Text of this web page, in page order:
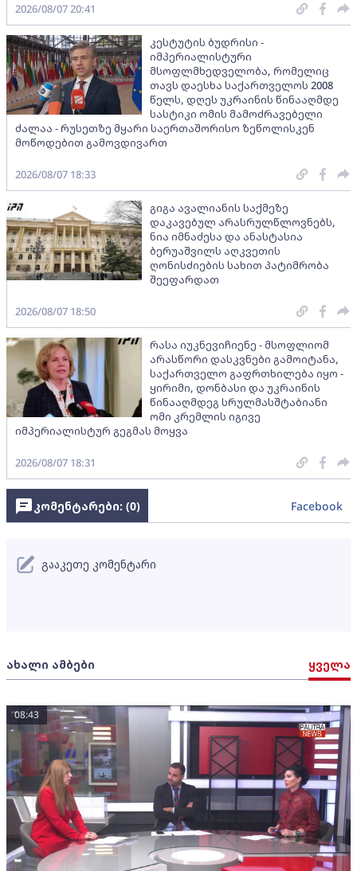
2026/08/07 20:41
კესტუტის ბუდრისი -
იმპერიალისტური
მსოფლმხედველობა, რომელიც
თავს დაესხა საქართველოს 2008
წელს, დღეს უკრაინის წინააღმდე
სასტიკი ომის მამოძრავებელი
ძალაა - რუსეთზე მყარი საერთაშორისო ზეწოლისკენ
მოწოდებით გამოვდივართ
2026/08/07 18:33
გიგა ავალიანის საქმეზე
დაკავებულ არასრულწლოვნებს,
ნია იმნაძესა და ანასტასია
ბერუაშვილს აღკვეთის
ღონისძიების სახით პატიმრობა
შეეფარდათ
2026/08/07 18:50
რასა იუკნევიჩიენე - მსოფლიომ
არასწორი დასკვნები გამოიტანა,
საქართველო გაფრთხილება იყო -
ყირიმი, დონბასი და უკრაინის
წინააღმდეგ სრულმასშტაბიანი
ომი კრემლის იგივე
იმპერიალისტურ გეგმას მოყვა
2026/08/07 18:31
ახალი ამბები ყველა
08:43
კომენტარები: (0) Facebook
გააკეთე კომენტარი